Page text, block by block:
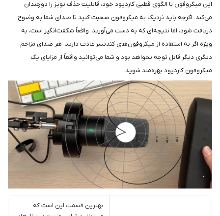
این میکروفون با الگوی قطبی کاردیود خود، قابلیت حذف نویز را دوچندان
می‌کند. اگرچه باید نزدیک به میکروفون صحبت کنید تا صدای شما به وضوح
دریافت شود، اما نتیجه‌ای که به دست می‌آورید، واقعاً شگفت‌انگیز است، به
ویژه اگر به استفاده از میکروفون‌های کندنسر عادت دارید. هر صدای مزاحم
دیگری دیگر قابل توجه نخواهد بود و شما می‌توانید واقعاً از مزایای یک
میکروفون کاردیود بهره‌مند شوید.
بهترین قسمت این است که